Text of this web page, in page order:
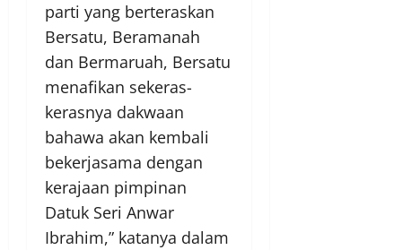
parti yang berteraskan
Bersatu, Beramanah
dan Bermaruah, Bersatu
menafikan sekeras-
kerasnya dakwaan
bahawa akan kembali
bekerjasama dengan
kerajaan pimpinan
Datuk Seri Anwar
Ibrahim,” katanya dalam